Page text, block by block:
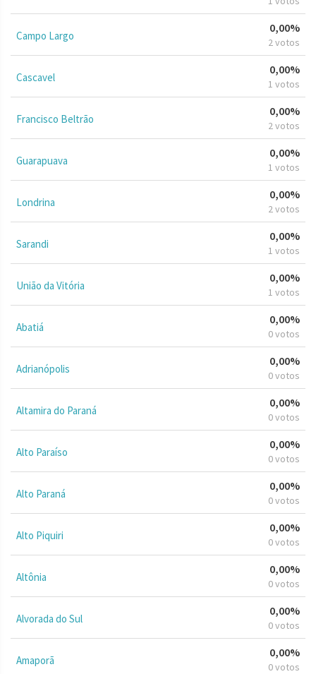
Campo Largo
0,00%
2 votos
Cascavel
0,00%
1 votos
Francisco Beltrão
0,00%
2 votos
Guarapuava
0,00%
1 votos
Londrina
0,00%
2 votos
Sarandi
0,00%
1 votos
União da Vitória
0,00%
1 votos
Abatiá
0,00%
0 votos
Adrianópolis
0,00%
0 votos
Altamira do Paraná
0,00%
0 votos
Alto Paraíso
0,00%
0 votos
Alto Paraná
0,00%
0 votos
Alto Piquiri
0,00%
0 votos
Altônia
0,00%
0 votos
Alvorada do Sul
0,00%
0 votos
Amaporã
0,00%
0 votos